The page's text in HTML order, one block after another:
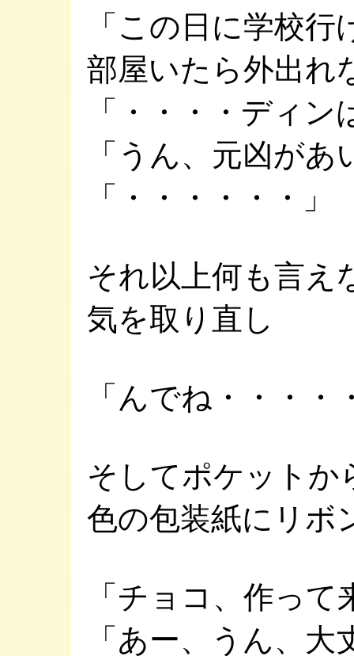
「この日に学校
部屋いたら外出れ
「・・・・ディ
「うん、元凶が
「・・・・・・」
それ以上何も言え
気を取り直し
「んでね・・・
そしてポケットか
色の包装紙にリボ
「チョコ、作っ
「あー、うん、